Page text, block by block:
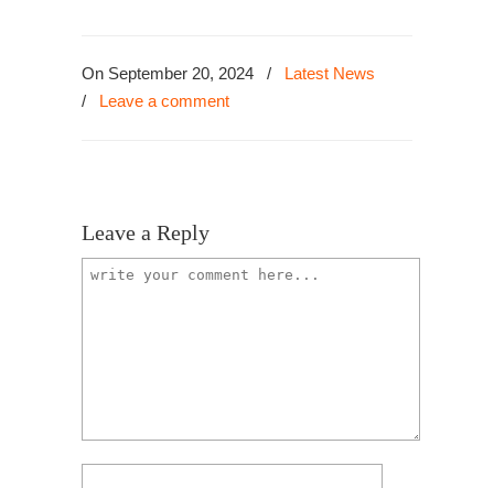
On September 20, 2024 /
Latest News
/ Leave a comment
Leave a Reply